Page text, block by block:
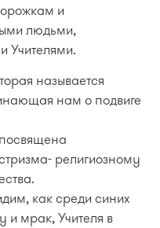
и
людьми,
Учителями.
называется
нам о подвиге
религиозному
как среди синих
и мрак, Учителя в